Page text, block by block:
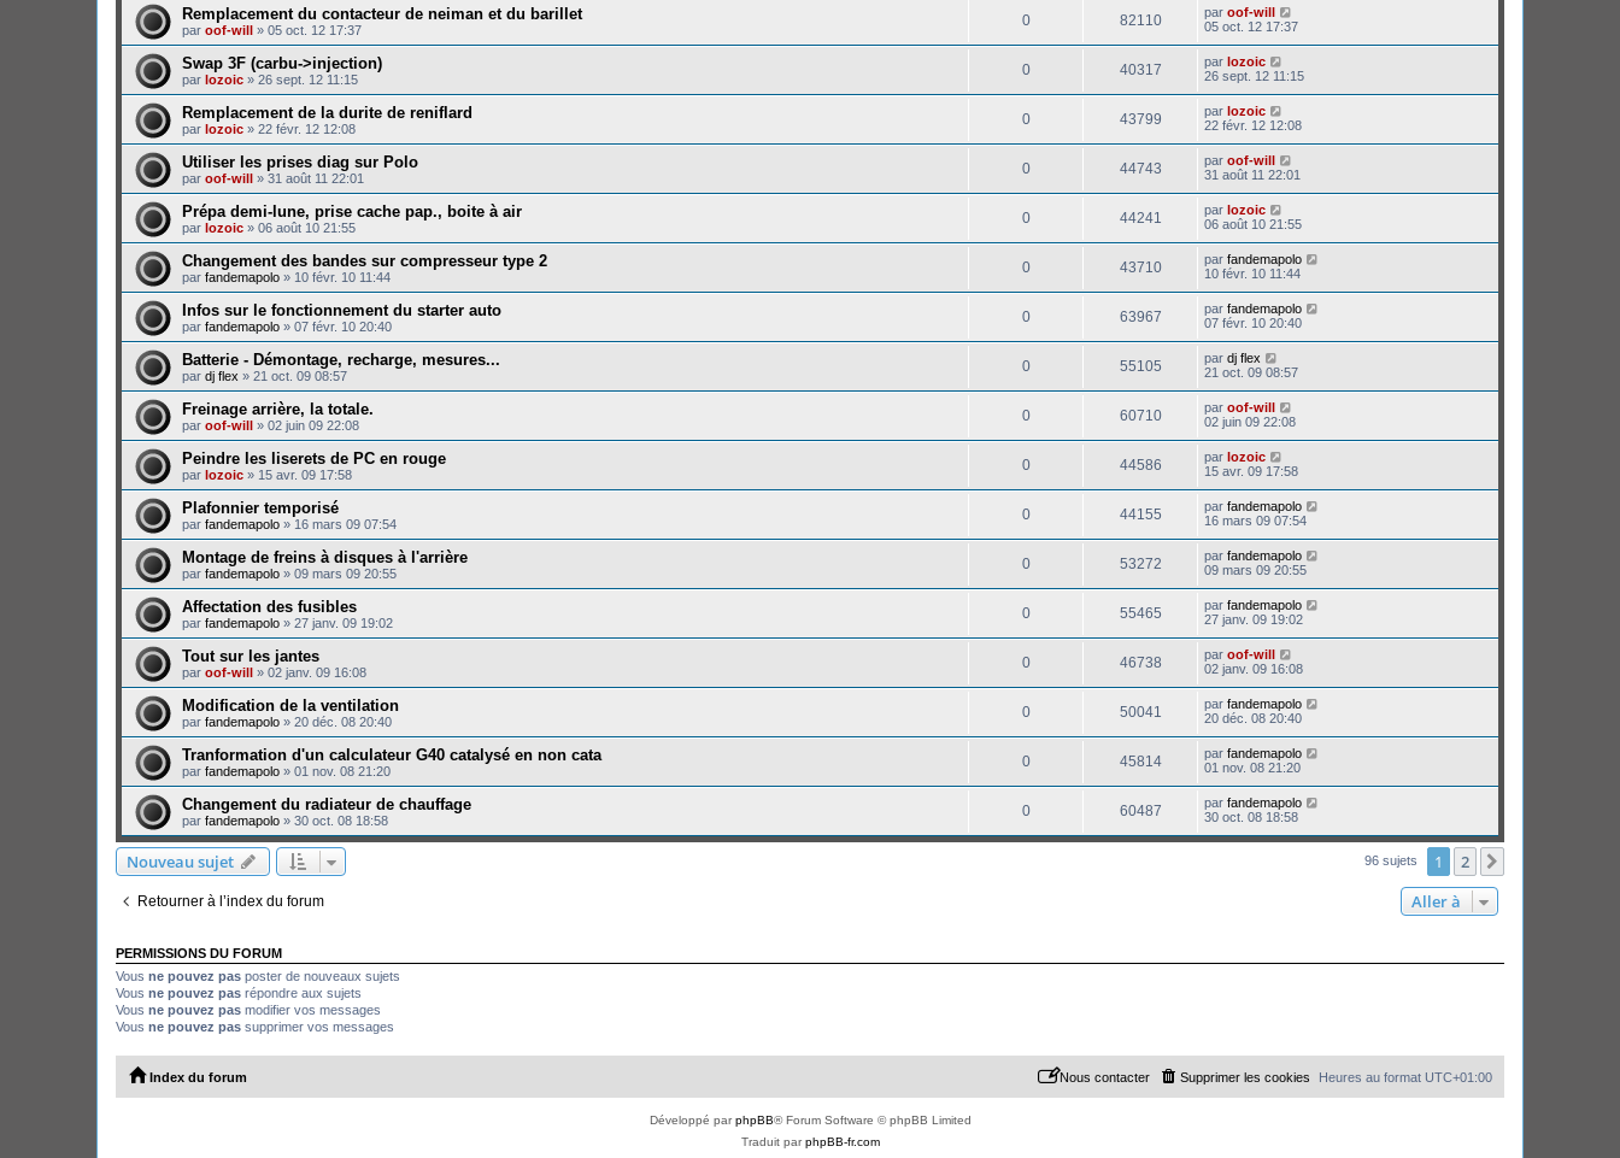
Remplacement du contacteur de neiman et du barillet
par oof-will » 05 oct. 12 17:37
0 82110 par oof-will
05 oct. 12 17:37
Swap 3F (carbu->injection)
par lozoic » 26 sept. 12 11:15
0 40317 par lozoic
26 sept. 12 11:15
Remplacement de la durite de reniflard
par lozoic » 22 févr. 12 12:08
0 43799 par lozoic
22 févr. 12 12:08
Utiliser les prises diag sur Polo
par oof-will » 31 août 11 22:01
0 44743 par oof-will
31 août 11 22:01
Prépa demi-lune, prise cache pap., boite à air
par lozoic » 06 août 10 21:55
0 44241 par lozoic
06 août 10 21:55
Changement des bandes sur compresseur type 2
par fandemapolo » 10 févr. 10 11:44
0 43710 par fandemapolo
10 févr. 10 11:44
Infos sur le fonctionnement du starter auto
par fandemapolo » 07 févr. 10 20:40
0 63967 par fandemapolo
07 févr. 10 20:40
Batterie - Démontage, recharge, mesures...
par dj flex » 21 oct. 09 08:57
0 55105 par dj flex
21 oct. 09 08:57
Freinage arrière, la totale.
par oof-will » 02 juin 09 22:08
0 60710 par oof-will
02 juin 09 22:08
Peindre les liserets de PC en rouge
par lozoic » 15 avr. 09 17:58
0 44586 par lozoic
15 avr. 09 17:58
Plafonnier temporisé
par fandemapolo » 16 mars 09 07:54
0 44155 par fandemapolo
16 mars 09 07:54
Montage de freins à disques à l'arrière
par fandemapolo » 09 mars 09 20:55
0 53272 par fandemapolo
09 mars 09 20:55
Affectation des fusibles
par fandemapolo » 27 janv. 09 19:02
0 55465 par fandemapolo
27 janv. 09 19:02
Tout sur les jantes
par oof-will » 02 janv. 09 16:08
0 46738 par oof-will
02 janv. 09 16:08
Modification de la ventilation
par fandemapolo » 20 déc. 08 20:40
0 50041 par fandemapolo
20 déc. 08 20:40
Tranformation d'un calculateur G40 catalysé en non cata
par fandemapolo » 01 nov. 08 21:20
0 45814 par fandemapolo
01 nov. 08 21:20
Changement du radiateur de chauffage
par fandemapolo » 30 oct. 08 18:58
0 60487 par fandemapolo
30 oct. 08 18:58
Nouveau sujet 96 sujets 1 2
Retourner à l’index du forum Aller à
PERMISSIONS DU FORUM
Vous ne pouvez pas poster de nouveaux sujets
Vous ne pouvez pas répondre aux sujets
Vous ne pouvez pas modifier vos messages
Vous ne pouvez pas supprimer vos messages
Index du forum Heures au format UTC+01:00
Supprimer les cookies
Nous contacter
Développé parphpBB® Forum Software © phpBB Limited
Traduit parphpBB-fr.com